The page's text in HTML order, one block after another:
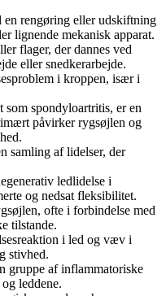
en rengøring eller udskiftning
lignende mekanisk apparat.
flager, der dannes ved
eller snedkerarbejde.
i kroppen, især i
spondyloartritis, er en
påvirker rygsøjlen og
samling af lidelser, der
ledlidelse i
og nedsat fleksibilitet.
ofte i forbindelse med
tilstande.
i led og væv i
stivhed.
gruppe af inflammatoriske
leddene.